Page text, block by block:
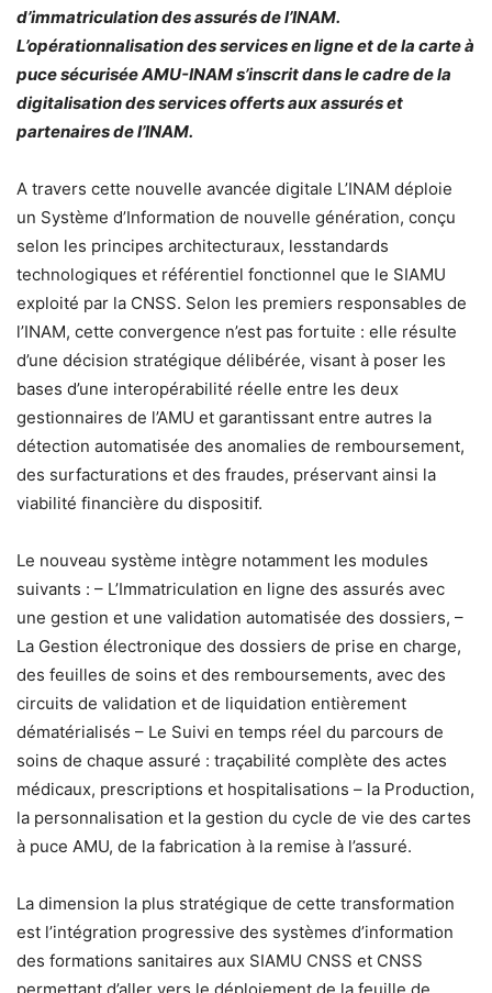
d’immatriculation des assurés de l’INAM.
L’opérationnalisation des services en ligne et de la carte à
puce sécurisée AMU-INAM s’inscrit dans le cadre de la
digitalisation des services offerts aux assurés et
partenaires de l’INAM.
A travers cette nouvelle avancée digitale L’INAM déploie
un Système d’Information de nouvelle génération, conçu
selon les principes architecturaux, lesstandards
technologiques et référentiel fonctionnel que le SIAMU
exploité par la CNSS. Selon les premiers responsables de
l’INAM, cette convergence n’est pas fortuite : elle résulte
d’une décision stratégique délibérée, visant à poser les
bases d’une interopérabilité réelle entre les deux
gestionnaires de l’AMU et garantissant entre autres la
détection automatisée des anomalies de remboursement,
des surfacturations et des fraudes, préservant ainsi la
viabilité financière du dispositif.
Le nouveau système intègre notamment les modules
suivants : – L’Immatriculation en ligne des assurés avec
une gestion et une validation automatisée des dossiers, –
La Gestion électronique des dossiers de prise en charge,
des feuilles de soins et des remboursements, avec des
circuits de validation et de liquidation entièrement
dématérialisés – Le Suivi en temps réel du parcours de
soins de chaque assuré : traçabilité complète des actes
médicaux, prescriptions et hospitalisations – la Production,
la personnalisation et la gestion du cycle de vie des cartes
à puce AMU, de la fabrication à la remise à l’assuré.
La dimension la plus stratégique de cette transformation
est l’intégration progressive des systèmes d’information
des formations sanitaires aux SIAMU CNSS et CNSS
permettant d’aller vers le déploiement de la feuille de